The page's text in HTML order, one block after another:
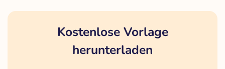
Kostenlose Vorlage
herunterladen